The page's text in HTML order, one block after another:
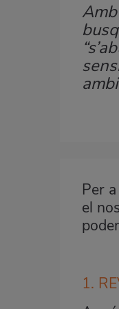
Body
Per
el
1.